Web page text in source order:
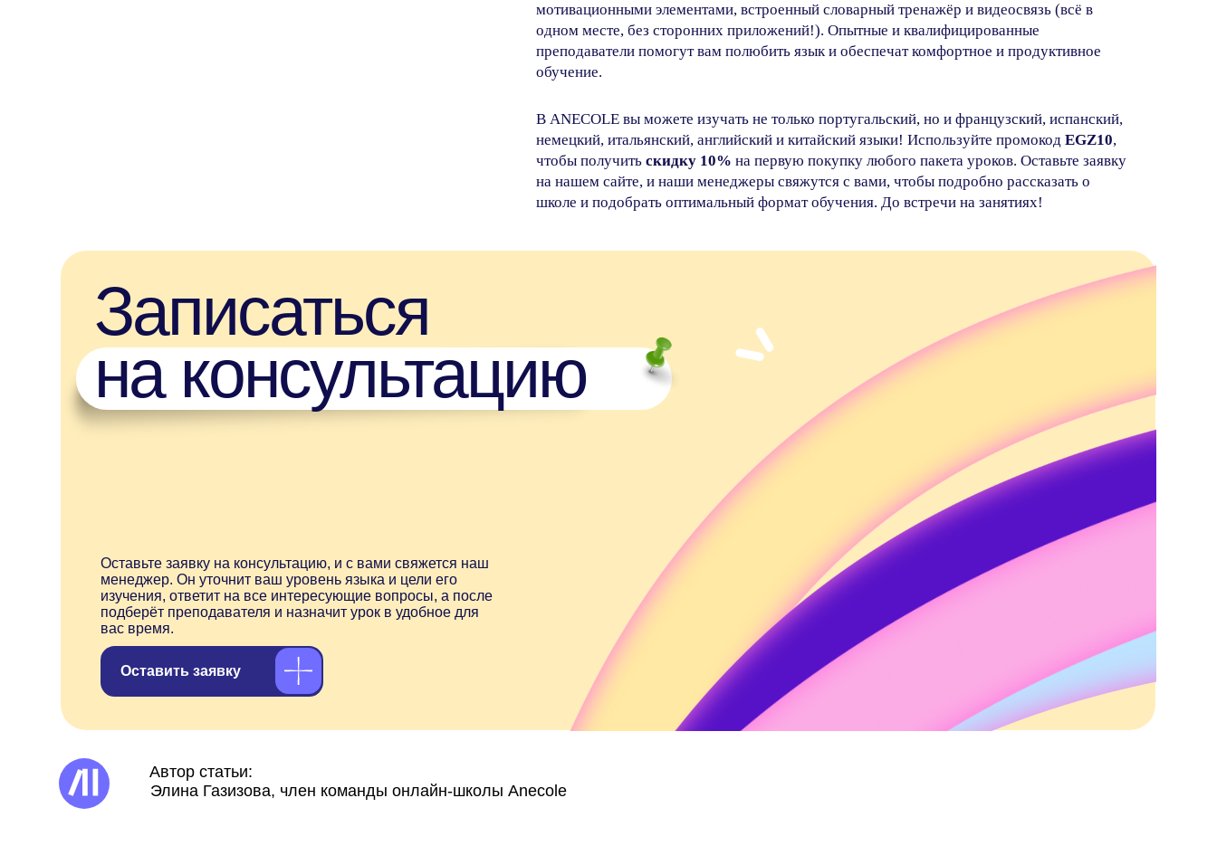
мотивационными элементами, встроенный словарный тренажёр и видеосвязь (всё в
одном месте, без сторонних приложений!). Опытные и квалифицированные
преподаватели помогут вам полюбить язык и обеспечат комфортное и продуктивное
обучение.
В ANECOLE вы можете изучать не только португальский, но и французский, испанский,
немецкий, итальянский, английский и китайский языки! Используйте промокод EGZ10,
чтобы получить скидку 10% на первую покупку любого пакета уроков. Оставьте заявку
на нашем сайте, и наши менеджеры свяжутся с вами, чтобы подробно рассказать о
школе и подобрать оптимальный формат обучения. До встречи на занятиях!
подберёт преподавателя и назначит урок в удобное для
вас время.
Похожие статьи
Изучение Развлечения Грамматика
Красивые цитаты и слова со смыслом
на португальском языке с переводом
Ангольский португальский: язык,
пропитанный солнцем и жизнью улиц